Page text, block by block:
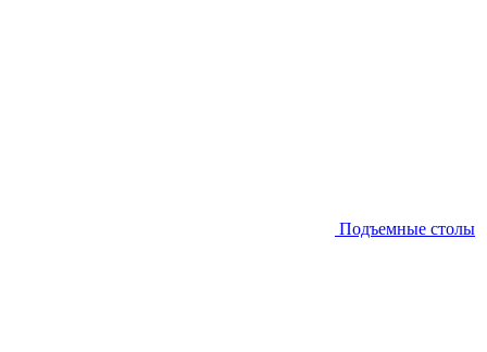
Подъемные столы